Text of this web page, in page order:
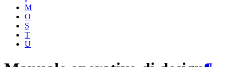
M
O
S
T
U